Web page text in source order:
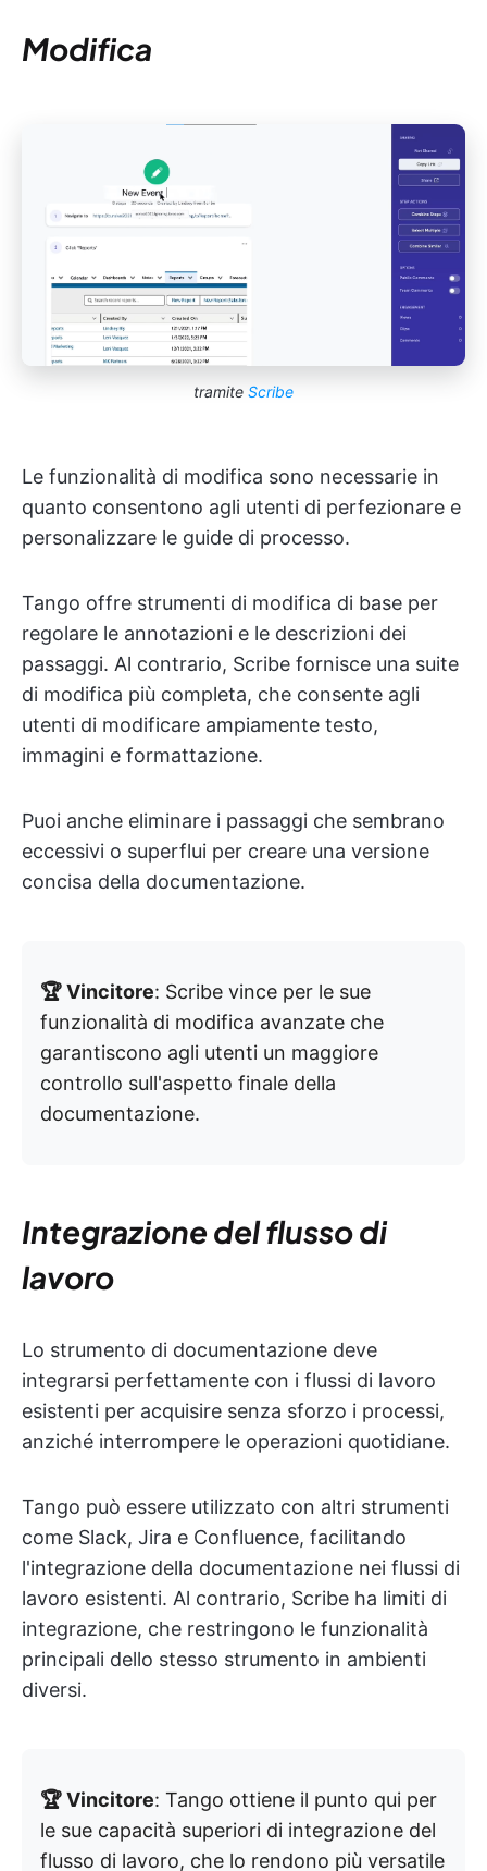
Modifica
tramite Scribe
Le funzionalità di modifica sono necessarie in
quanto consentono agli utenti di perfezionare e
personalizzare le guide di processo.
Tango offre strumenti di modifica di base per
regolare le annotazioni e le descrizioni dei
passaggi. Al contrario, Scribe fornisce una suite
di modifica più completa, che consente agli
utenti di modificare ampiamente testo,
immagini e formattazione.
Puoi anche eliminare i passaggi che sembrano
eccessivi o superflui per creare una versione
concisa della documentazione.
🏆 Vincitore: Scribe vince per le sue
funzionalità di modifica avanzate che
garantiscono agli utenti un maggiore
controllo sull'aspetto finale della
documentazione.
Integrazione del flusso di
lavoro
Lo strumento di documentazione deve
integrarsi perfettamente con i flussi di lavoro
esistenti per acquisire senza sforzo i processi,
anziché interrompere le operazioni quotidiane.
Tango può essere utilizzato con altri strumenti
come Slack, Jira e Confluence, facilitando
l'integrazione della documentazione nei flussi di
lavoro esistenti. Al contrario, Scribe ha limiti di
integrazione, che restringono le funzionalità
principali dello stesso strumento in ambienti
diversi.
🏆 Vincitore: Tango ottiene il punto qui per
le sue capacità superiori di integrazione del
flusso di lavoro, che lo rendono più versatile